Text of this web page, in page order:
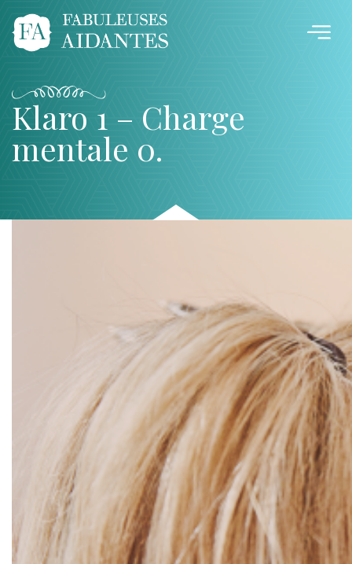
Klaro 1 – Charge
mentale 0.